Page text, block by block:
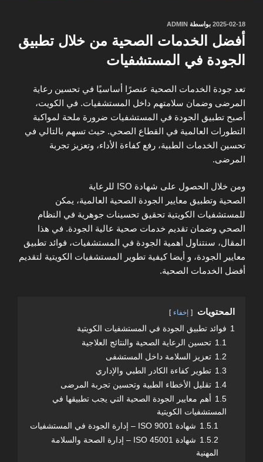
نُشر
في
2025-02-18 بواسطة ADMIN
أفضل الخدمات الصحية من خلال تطبيق
الجودة في المستشفيات
تعد جودة الخدمات الصحية عنصرًا أساسيًا في تحسين رعاية
المرضى وضمان سلامتهم داخل المستشفيات. في الكويت،
أصبح تطبيق الجودة في المستشفيات ضرورة ملحة لمواكبة
التطورات العالمية في القطاع الصحي. حيث تسهم بالتالي في
تحسين الخدمات الطبية، رفع كفاءة الأداء، وتعزيز تجربة
المرضى.
ومن خلال الحصول على شهادة ISO للرعاية
الصحية وتطبيق معايير الجودة الصحية العالمية، يمكن
للمستشفيات الكويتية تحقيق تحسينات جوهرية في النظام
الصحي وضمان تقديم خدمات صحية عالية الجودة. في هذا
المقال، سنتناول أهمية الجودة في المستشفيات، فوائد تطبيق
معايير الجودة، و أيضا كيفية تطوير المستشفيات الكويتية لتقديم
أفضل الخدمات الصحية.
المحتويات إخفاء
1 فوائد تطبيق الجودة في المستشفيات الكويتية
1.1 تحسين الرعاية الصحية والنتائج العلاجية
1.2 تعزيز السلامة داخل المستشفى
1.3 تطوير كفاءة الكادر الطبي والإداري
1.4 تقليل الأخطاء الطبية وتحسين تجربة المرضى
1.5
أهم معايير الجودة الصحية التي يجب تطبيقها في
المستشفيات الكويتية
1.5.1 شهادة ISO 9001 – إدارة الجودة في المستشفيات
1.5.2
شهادة ISO 45001 – إدارة الصحة والسلامة
المهنية